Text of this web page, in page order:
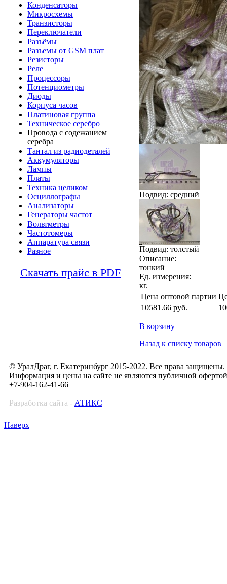
Конденсаторы
Микросхемы
Транзисторы
Переключатели
Разъёмы
Разъемы от GSM плат
Резисторы
Реле
Процессоры
Потенциометры
Диоды
Корпуса часов
Платиновая группа
Техническое серебро
Провода с содежанием
серебра
Тантал из радиодеталей
Аккумуляторы
Лампы
Платы
Техника целиком
Осциллографы
Анализаторы
Генераторы частот
Вольтметры
Частотомеры
Аппаратура связи
Разное
Скачать прайс в PDF
Подвид: средний
Подвид: толстый
Описание:
тонкий
Ед. измерения:
кг.
Цена оптовой партии
10581.66 руб.
В корзину
Назад к списку товаров
© УралДраг, г. Екатеринбург 2015-2022. Все права защищены.
Информация и цены на сайте не являются публичной офертой
+7-904-162-41-66
Разработка сайта - АТИКС
Наверх